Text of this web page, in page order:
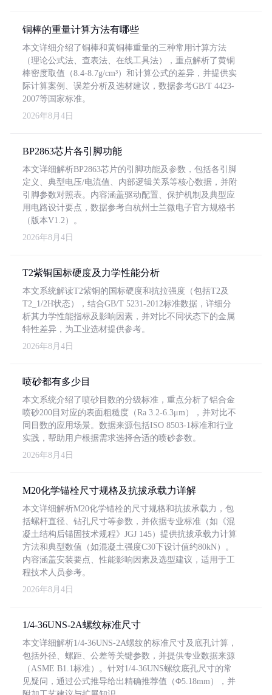
铜棒的重量计算方法有哪些
本文详细介绍了铜棒和黄铜棒重量的三种常用计算方法
（理论公式法、查表法、在线工具法），重点解析了黄铜
棒密度取值（8.4-8.7g/cm³）和计算公式的差异，并提供实
际计算案例、误差分析及选材建议，数据参考GB/T 4423-
2007等国家标准。
2026年8月4日
BP2863芯片各引脚功能
本文详细解析BP2863芯片的引脚功能及参数，包括各引脚
定义、典型电压/电流值、内部逻辑关系等核心数据，并附
引脚参数对照表。内容涵盖驱动配置、保护机制及典型应
用电路设计要点，数据参考自杭州士兰微电子官方规格书
（版本V1.2）。
2026年8月4日
T2紫铜国标硬度及力学性能分析
本文系统解读T2紫铜的国标硬度和抗拉强度（包括T2及
T2_1/2H状态），结合GB/T 5231-2012标准数据，详细分
析其力学性能指标及影响因素，并对比不同状态下的金属
特性差异，为工业选材提供参考。
2026年8月4日
喷砂都有多少目
本文系统介绍了喷砂目数的分级标准，重点分析了铝合金
喷砂200目对应的表面粗糙度（Ra 3.2-6.3μm），并对比不
同目数的应用场景。数据来源包括ISO 8503-1标准和行业
实践，帮助用户根据需求选择合适的喷砂参数。
2026年8月4日
M20化学锚栓尺寸规格及抗拔承载力详解
本文详细解析M20化学锚栓的尺寸规格和抗拔承载力，包
括螺杆直径、钻孔尺寸等参数，并依据专业标准（如《混
凝土结构后锚固技术规程》JGJ 145）提供抗拔承载力计算
方法和典型数值（如混凝土强度C30下设计值约80kN）。
内容涵盖安装要点、性能影响因素及选型建议，适用于工
程技术人员参考。
2026年8月4日
1/4-36UNS-2A螺纹标准尺寸
本文详细解析1/4-36UNS-2A螺纹的标准尺寸及底孔计算，
包括外径、螺距、公差等关键参数，并提供专业数据来源
（ASME B1.1标准）。针对1/4-36UNS螺纹底孔尺寸的常
见疑问，通过公式推导给出精确推荐值（Φ5.18mm），并